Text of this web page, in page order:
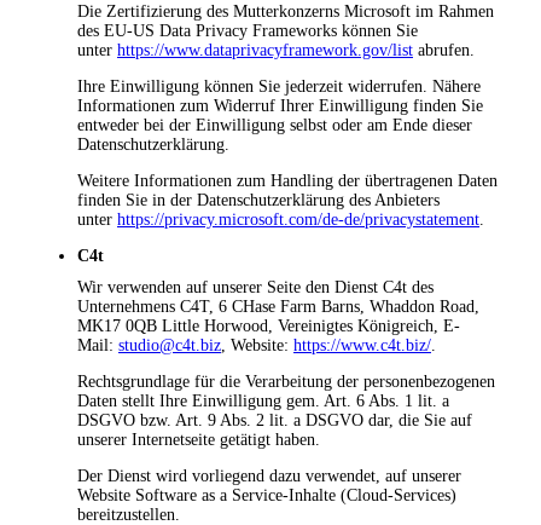
Die Zertifizierung des Mutterkonzerns Microsoft im Rahmen
des EU-US Data Privacy Frameworks können Sie
unter https://www.dataprivacyframework.gov/list abrufen.
Ihre Einwilligung können Sie jederzeit widerrufen. Nähere
Informationen zum Widerruf Ihrer Einwilligung finden Sie
entweder bei der Einwilligung selbst oder am Ende dieser
Datenschutzerklärung.
Weitere Informationen zum Handling der übertragenen Daten
finden Sie in der Datenschutzerklärung des Anbieters
unter https://privacy.microsoft.com/de-de/privacystatement
C4t
Wir verwenden auf unserer Seite den Dienst C4t des
Unternehmens C4T, 6 CHase Farm Barns, Whaddon Road,
MK17 0QB Little Horwood, Vereinigtes Königreich, E-
Mail: studio@c4t.biz , Website: https://www.c4t.biz/
Rechtsgrundlage für die Verarbeitung der personenbezogenen
Daten stellt Ihre Einwilligung gem. Art. 6 Abs. 1 lit. a
DSGVO bzw. Art. 9 Abs. 2 lit. a DSGVO dar, die Sie auf
unserer Internetseite getätigt haben.
Der Dienst wird vorliegend dazu verwendet, auf unserer
Website Software as a Service-Inhalte (Cloud-Services)
bereitzustellen.